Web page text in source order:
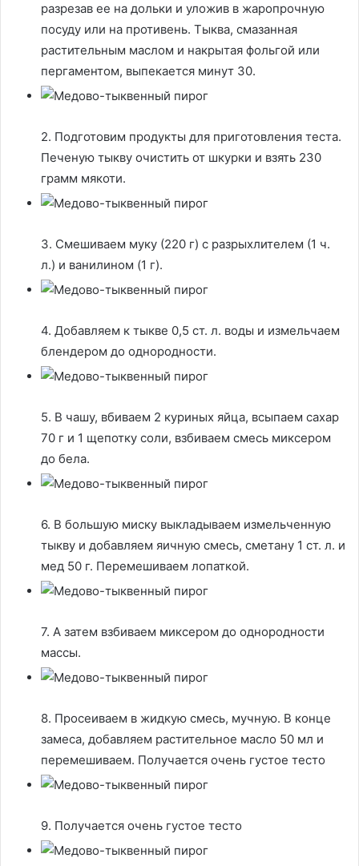
разрезав ее на дольки и уложив в жаропрочную
посуду или на противень. Тыква, смазанная
растительным маслом и накрытая фольгой или
пергаментом, выпекается минут 30.
2. Подготовим продукты для приготовления теста.
Печеную тыкву очистить от шкурки и взять 230
грамм мякоти.
3. Смешиваем муку (220 г) с разрыхлителем (1 ч.
л.) и ванилином (1 г).
4. Добавляем к тыкве 0,5 ст. л. воды и измельчаем
блендером до однородности.
5. В чашу, вбиваем 2 куриных яйца, всыпаем сахар
70 г и 1 щепотку соли, взбиваем смесь миксером
до бела.
6. В большую миску выкладываем измельченную
тыкву и добавляем яичную смесь, сметану 1 ст. л. и
мед 50 г. Перемешиваем лопаткой.
7. А затем взбиваем миксером до однородности
массы.
8. Просеиваем в жидкую смесь, мучную. В конце
замеса, добавляем растительное масло 50 мл и
перемешиваем. Получается очень густое тесто
9. Получается очень густое тесто